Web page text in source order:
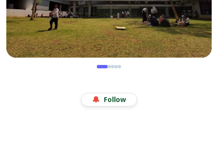
Menjelajah Angkasa di Kala Libur Sekolah: Serunya
Eduwisata Edukatif di Planetarium Jakarta
🔔 Follow